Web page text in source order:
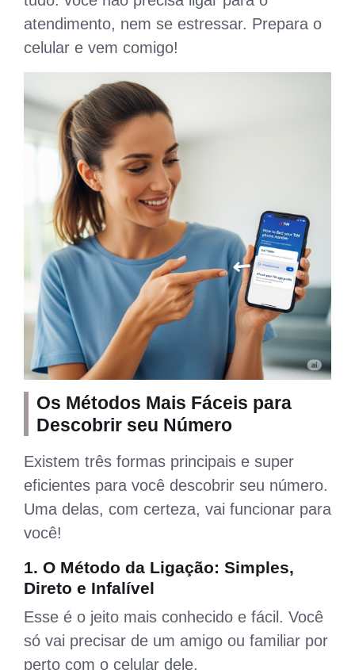
atendimento, nem se estressar. Prepara o
celular e vem comigo!
Os Métodos Mais Fáceis para
Descobrir seu Número
Existem três formas principais e super
eficientes para você descobrir seu número.
Uma delas, com certeza, vai funcionar para
você!
1. O Método da Ligação: Simples,
Direto e Infalível
Esse é o jeito mais conhecido e fácil. Você
só vai precisar de um amigo ou familiar por
perto com o celular dele.